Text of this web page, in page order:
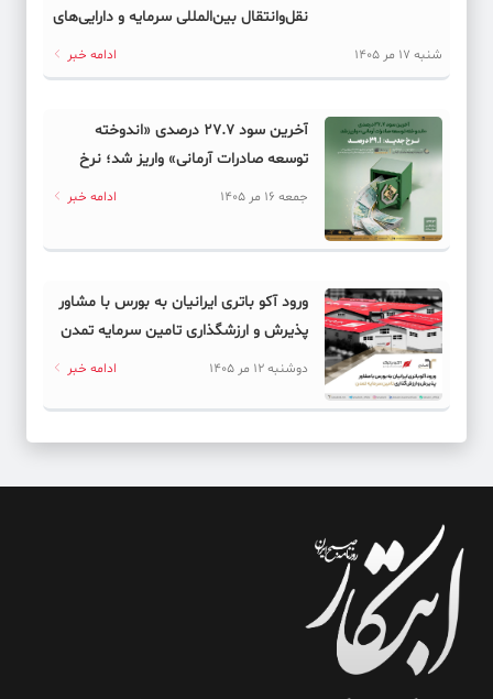
نقل‌وانتقال بین‌المللی سرمایه و دارایی‌های
شنبه 17 مر 1405 ادامه خبر
آخرین سود ۲۷.۷ درصدی «اندوخته
توسعه صادرات آرمانی» واریز شد؛ نرخ
جدید ۲۹.۱ درصد
جمعه 16 مر 1405 ادامه خبر
ورود آکو باتری ایرانیان به بورس با مشاور
پذیرش و ارزشگذاری تامین سرمایه تمدن
دوشنبه 12 مر 1405 ادامه خبر